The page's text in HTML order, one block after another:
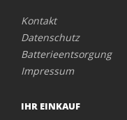
Kontakt
Datenschutz
Batterieentsorgung
Impressum
IHR EINKAUF